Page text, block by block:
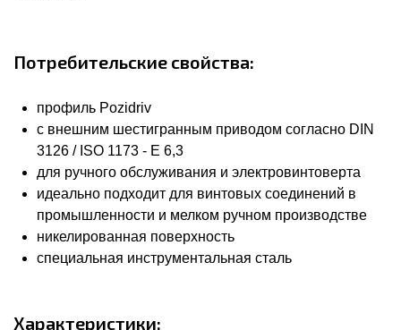
Потребительские свойства:
профиль Pozidriv
с внешним шестигранным приводом согласно DIN
3126 / ISO 1173 - E 6,3
для ручного обслуживания и электровинтоверта
идеально подходит для винтовых соединений в
промышленности и мелком ручном производстве
никелированная поверхность
специальная инструментальная сталь
Характеристики: